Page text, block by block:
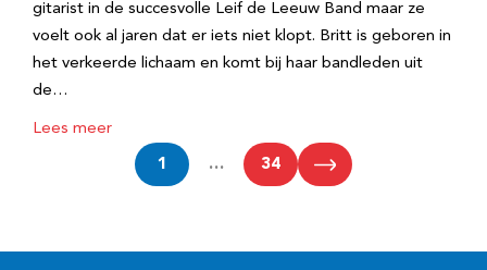
gitarist in de succesvolle Leif de Leeuw Band maar ze
voelt ook al jaren dat er iets niet klopt. Britt is geboren in
het verkeerde lichaam en komt bij haar bandleden uit
de…
Lees meer
1 … 34